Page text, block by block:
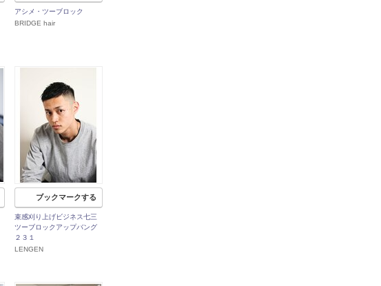
アシメ・ツーブロック
BRIDGE hair
ブックマークする
束感刈り上げビジネス七三
ツーブロックアップバング
２３１
LENGEN